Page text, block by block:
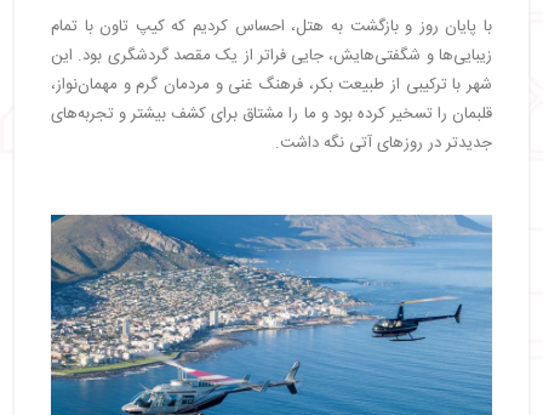
با پایان روز و بازگشت به هتل، احساس کردیم که کیپ تاون با تمام
زیبایی‌ها و شگفتی‌هایش، جایی فراتر از یک مقصد گردشگری بود. این
شهر با ترکیبی از طبیعت بکر، فرهنگ غنی و مردمان گرم و مهمان‌نواز،
قلبمان را تسخیر کرده بود و ما را مشتاق برای کشف بیشتر و تجربه‌های
جدیدتر در روزهای آتی نگه داشت.